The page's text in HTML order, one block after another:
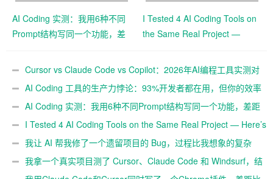
AI Coding 实测：我用6种不同
Prompt结构写同一个功能，差
I Tested 4 AI Coding Tools on
the Same Real Project —
and Right
Cursor vs Claude Code vs Copilot：2026年AI编程工具实测对
比 AI Coding 工具的生产力悖论：93%开发者都在用，但你的效率
真的提升了吗？
AI Coding 实测：我用6种不同Prompt结构写同一个功能，差距
有多大I Tested 4 AI Coding Tools on the Same Real Project — Here’s
What Each Got Wrong and Right
我让 AI 帮我修了一个遗留项目的 Bug，过程比我想象的复杂
我拿一个真实项目测了 Cursor、Claude Code 和 Windsurf，结